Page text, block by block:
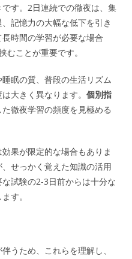
す。2日連続での徹夜は、集
記憶力の大幅な低下を引き
時間の学習が必要な場合
むことが重要です。
眠の質、普段の生活リズム
大きく異なります。個別指
徹夜学習の頻度を見極める
果が限定的な場合もありま
せっかく覚えた知識の活用
試験の2-3日前からは十分な
す。
うため、これらを理解し、